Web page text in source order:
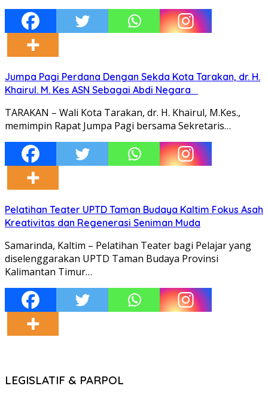
Jumpa Pagi Perdana Dengan Sekda Kota Tarakan, dr. H.
Khairul. M. Kes ASN Sebagai Abdi Negara
TARAKAN – Wali Kota Tarakan, dr. H. Khairul, M.Kes.,
memimpin Rapat Jumpa Pagi bersama Sekretaris…
Pelatihan Teater UPTD Taman Budaya Kaltim Fokus Asah
Kreativitas dan Regenerasi Seniman Muda
Samarinda, Kaltim – Pelatihan Teater bagi Pelajar yang
diselenggarakan UPTD Taman Budaya Provinsi
Kalimantan Timur…
LEGISLATIF & PARPOL